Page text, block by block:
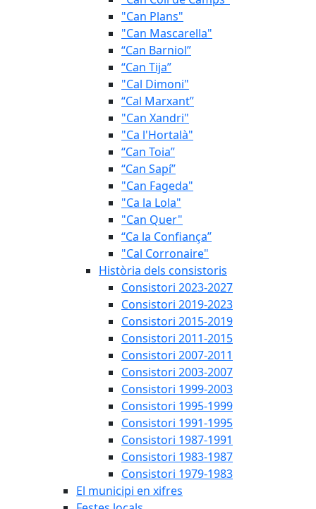
"Can Plans"
"Can Mascarella"
“Can Barniol”
“Can Tija”
"Cal Dimoni"
“Cal Marxant”
"Can Xandri"
"Ca l'Hortalà"
“Can Toia”
“Can Sapí”
"Can Fageda"
"Ca la Lola"
"Can Quer"
“Ca la Confiança”
"Cal Corronaire"
Història dels consistoris
Consistori 2023-2027
Consistori 2019-2023
Consistori 2015-2019
Consistori 2011-2015
Consistori 2007-2011
Consistori 2003-2007
Consistori 1999-2003
Consistori 1995-1999
Consistori 1991-1995
Consistori 1987-1991
Consistori 1983-1987
Consistori 1979-1983
El municipi en xifres